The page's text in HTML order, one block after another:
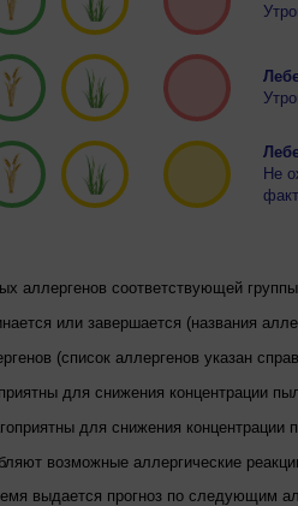
Не
аллергенов соответствующей
или завершается (названия
(список аллергенов указан
для снижения концентрации
для снижения концентрации
возможные аллергические
выдается прогноз по следующим